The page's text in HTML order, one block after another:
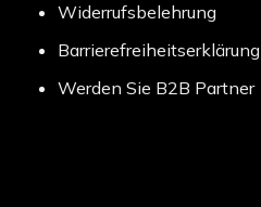
Widerrufsbelehrung
Barrierefreiheitserklärung
Werden Sie B2B Partner